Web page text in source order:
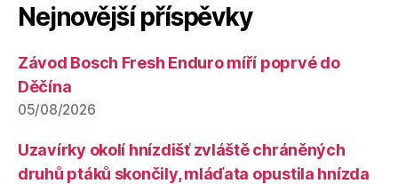
Nejnovější příspěvky
Závod Bosch Fresh Enduro míří poprvé do
Děčína
05/08/2026
Uzavírky okolí hnízdišť zvláště chráněných
druhů ptáků skončily, mláďata opustila hnízda